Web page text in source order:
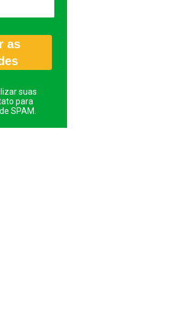
as
suas
para
SPAM.